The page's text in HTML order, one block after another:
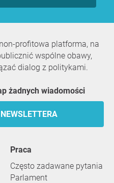
profitowa platforma, na
wspólne obawy,
dialog z politykami.
żadnych wiadomości
praca
Często zadawane pytania
Parlament